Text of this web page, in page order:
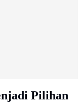
Pilihan